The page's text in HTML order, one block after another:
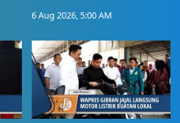
6 Aug 2026, 5:00 AM